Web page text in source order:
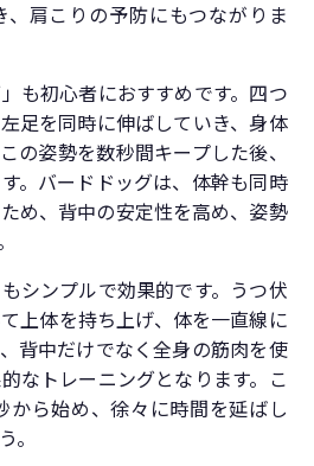
肩こりの予防にもつながりま
も初心者におすすめです。四つ
足を同時に伸ばしていき、身体
の姿勢を数秒間キープした後、
。バードドッグは、体幹も同時
め、背中の安定性を高め、姿勢
シンプルで効果的です。うつ伏
上体を持ち上げ、体を一直線に
背中だけでなく全身の筋肉を使
なトレーニングとなります。こ
から始め、徐々に時間を延ばし
。